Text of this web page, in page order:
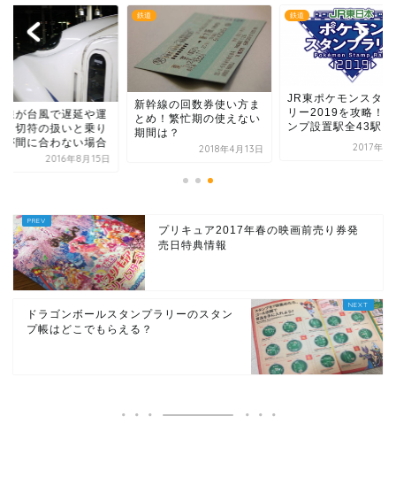
線が台風で遅延や運
！切符の扱いと乗り
が間に合わない場合
2016年8月15日
鉄道
新幹線の回数券使い方ま
とめ！繁忙期の使えない
期間は？
2018年4月13日
鉄道
JR東ポケモンスタン
リー2019を攻略！
ンプ設置駅全43駅...
2017年7
プリキュア2017年春の映画前売り券発
売日特典情報
ドラゴンボールスタンプラリーのスタン
プ帳はどこでもらえる？